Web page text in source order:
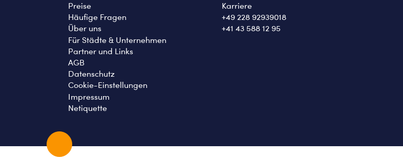
Preise
Häufige Fragen
Über uns
Für Städte & Unternehmen
Partner und Links
AGB
Datenschutz
Cookie-Einstellungen
Impressum
Netiquette
Karriere
+49 228 92939018
+41 43 588 12 95